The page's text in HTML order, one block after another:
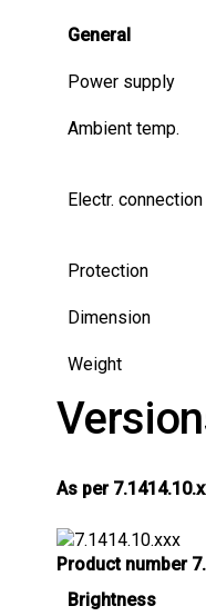
General
Power supply
Ambient temp.
Electr. connection
Protection
Dimension
Weight
As per
Product number
Brightness